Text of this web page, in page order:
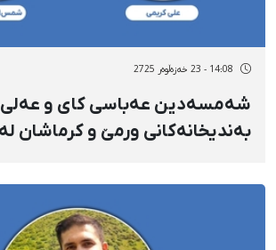
14:08 - 23 خەزەڵوەر 2725
شەمسەدین عەباسی کای و عەلی
بەندیخانەکانی ورمێ و کرماشان